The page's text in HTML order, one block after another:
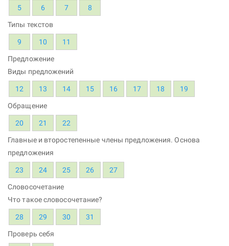
5 6 7 8
Типы текстов
9 10 11
Предложение
Виды предложений
12 13 14 15 16 17 18 19
Обращение
20 21 22
Главные и второстепенные члены предложения. Основа
предложения
23 24 25 26 27
Словосочетание
Что такое словосочетание?
28 29 30 31
Проверь себя